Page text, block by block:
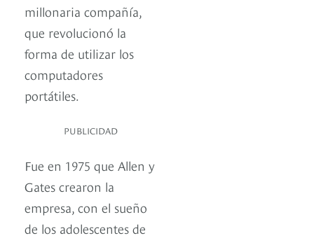
millonaria compañía,
que revolucionó la
forma de utilizar los
computadores
portátiles.
PUBLICIDAD
Fue en 1975 que Allen y
Gates crearon la
empresa, con el sueño
de los adolescentes de